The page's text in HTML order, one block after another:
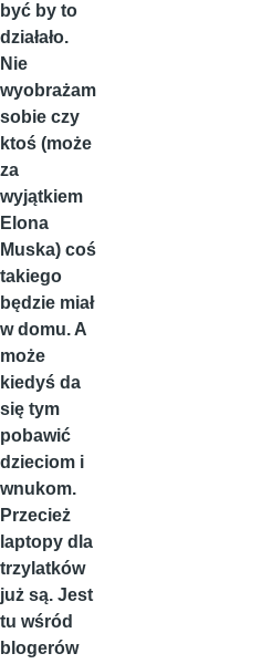
być by to
działało.
Nie
wyobrażam
sobie czy
ktoś (może
za
wyjątkiem
Elona
Muska) coś
takiego
będzie miał
w domu. A
może
kiedyś da
się tym
pobawić
dzieciom i
wnukom.
Przecież
laptopy dla
trzylatków
już są. Jest
tu wśród
blogerów